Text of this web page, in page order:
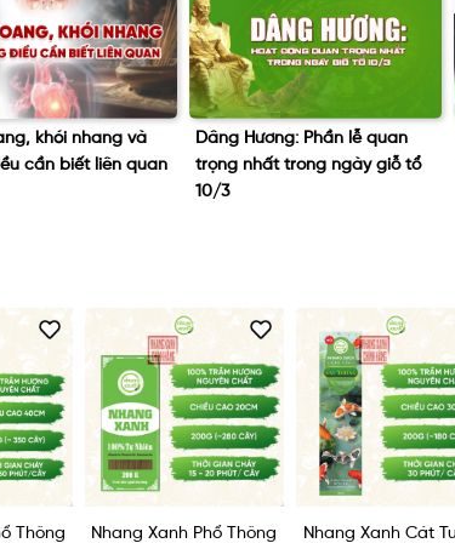
Phần lễ quan
trong ngày giỗ tổ
Tết Đoan Ngọ – Ăn bánh tro
có giúp diệt sâu bọ?
Thông
Nhang Xanh Cát Tường
Nhang Xanh Lộc